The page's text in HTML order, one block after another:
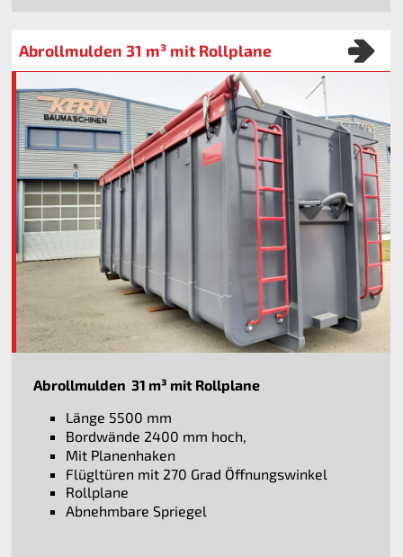
Abrollmulden 31 m³ mit Rollplane
Abrollmulden 31 m³ mit Rollplane
Länge 5500 mm
Bordwände 2400 mm hoch,
Mit Planenhaken
Flügltüren mit 270 Grad Öffnungswinkel
Rollplane
Abnehmbare Spriegel